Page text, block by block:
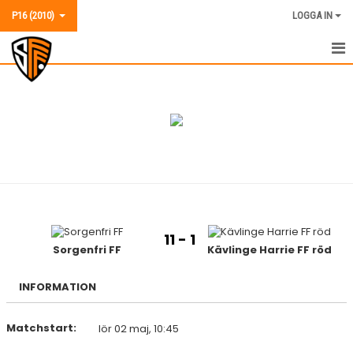
P16 (2010) LOGGA IN
P16 (2010)
BILDGALLERI
KONTAKT
Sorgenfri FF
11 - 1
Kävlinge Harrie FF röd
INFORMATION
Matchstart:
lör 02 maj, 10:45